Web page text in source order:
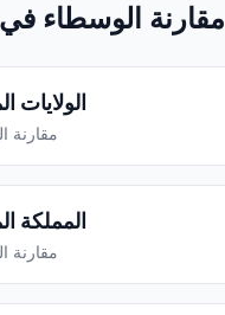
مقارنة الوسطاء
الولايات
مقارنة
المملكة
مقارنة